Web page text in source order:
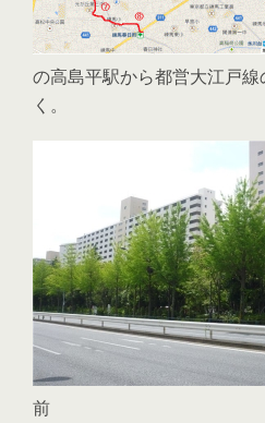
の高島平駅から都営大江戸
く。
前